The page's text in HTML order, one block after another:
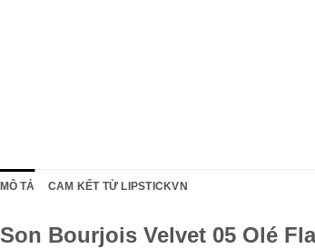
MÔ TẢ CAM KẾT TỪ LIPSTICKVN
Son Bourjois Velvet 05 Olé